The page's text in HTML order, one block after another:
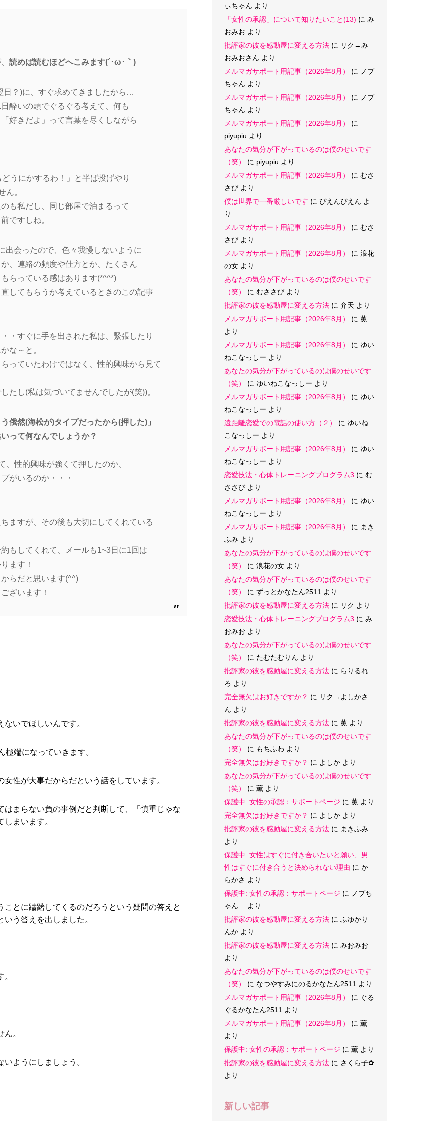
、読めば読むほどへこみます(´･ω･｀)
？)に、すぐ求めてき ましたから…
酔いの頭でぐるぐる考え て、何も
好きだよ」って言葉を尽 くしながら
うにかするわ！」と半ば投げやり
ん。
も私だし、同じ部屋で泊 まるって
ですしね。
出会ったので、色々我慢 しないように
、連絡の頻度や仕方とか 、たくさん
らっている感はあります(*^^*)
してもらうか考えている ときのこの記事
・すぐに手を出された私は、緊張したり
な～と。
っていたわけではなく、性的興味から見て
たし(私は気づいてませんでしたが(笑))。
俄然(海松が)タイプだったから(押した)」
って何なんでしょうか？
、性的興味が強くて押 したのか、
がいるのか・・・
ますが、その後も大切に してくれている
もしてくれて、メールも1~3日に1回は
ます！
らだと思います(^^)
ざいます！
いでほしいんです。
端になっていきます。
性が大事だからだという話をしています。
まらない負の事例だと判断して、「慎重じゃな
まいます。
とに躊躇してくるのだろうという疑問の答えと
う答えを出しました。
。
ようにしましょう。
ぃちゃん より
「女性の承認」について知りたいこと(13) に み
おみお より
批評家の彼を感動屋に変える方法 に リク→み
おみおさん より
メルマガサポート用記事（2026年8月）
に
ノブ
ちゃん より
メルマガサポート用記事（2026年8月）
に
ノブ
ちゃん より
メルマガサポート用記事（2026年8月）
に
piyupiu より
あなたの気分が下がっているのは僕のせいです
（笑）
に piyupiu より
メルマガサポート用記事（2026年8月）
に むさ
さび より
僕は世界で一番厳しいです に ぴえんぴえん よ
り
メルマガサポート用記事（2026年8月）
に むさ
さび より
メルマガサポート用記事（2026年8月）
に 浪花
の女 より
あなたの気分が下がっているのは僕のせいです
（笑）
に むささび より
批評家の彼を感動屋に変える方法 に 弁天 より
メルマガサポート用記事（2026年8月）
に 薫
より
メルマガサポート用記事（2026年8月）
に ゆい
ねこなっしー より
あなたの気分が下がっているのは僕のせいです
（笑）
に ゆいねこなっしー より
メルマガサポート用記事（2026年8月）
に ゆい
ねこなっしー より
遠距離恋愛での電話の使い方（２）
に ゆいね
こなっしー より
メルマガサポート用記事（2026年8月）
に ゆい
ねこなっしー より
恋愛技法・心体トレーニングプログラム3 に む
ささび より
メルマガサポート用記事（2026年8月）
に ゆい
ねこなっしー より
メルマガサポート用記事（2026年8月）
に まき
ふみ より
あなたの気分が下がっているのは僕のせいです
（笑）
に 浪花の女 より
あなたの気分が下がっているのは僕のせいです
（笑）
に ずっとかなたん2511 より
批評家の彼を感動屋に変える方法 に リク より
恋愛技法・心体トレーニングプログラム3 に み
おみお より
あなたの気分が下がっているのは僕のせいです
（笑）
に たむたむりん より
批評家の彼を感動屋に変える方法 に らりるれ
ろ より
完全無欠はお好きですか？ に リク→よしかさ
ん より
批評家の彼を感動屋に変える方法 に 薫 より
あなたの気分が下がっているのは僕のせいです
（笑）
に もちふわ より
完全無欠はお好きですか？ に よしか より
あなたの気分が下がっているのは僕のせいです
（笑）
に 薫 より
保護中: 女性の承認：サポートページ に 薫 より
完全無欠はお好きですか？ に よしか より
批評家の彼を感動屋に変える方法 に まきふみ
より
保護中: 女性はすぐに付き合いたいと願い、男
性はすぐに付き合うと決められない理由 に か
らかさ より
保護中: 女性の承認：サポートページ に
ノブち
ゃん
より
批評家の彼を感動屋に変える方法 に ふゆかり
んか より
批評家の彼を感動屋に変える方法 に みおみお
より
あなたの気分が下がっているのは僕のせいです
（笑）
に なつやすみにのるかなたん2511 より
メルマガサポート用記事（2026年8月）
に ぐる
ぐるかなたん2511 より
メルマガサポート用記事（2026年8月）
に 薫
より
保護中: 女性の承認：サポートページ に 薫 より
批評家の彼を感動屋に変える方法 に さくら子‪✿
より
新しい記事